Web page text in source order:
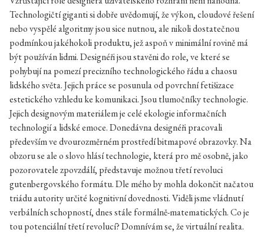
Technologičtí giganti si dobře uvědomují, že výkon, cloudové řešení
nebo vyspělé algoritmy jsou sice nutnou, ale nikoli dostatečnou
podmínkou jakéhokoli produktu, jež aspoň v minimální rovině má
být používán lidmi. Designéři jsou stavěni do role, ve které se
pohybují na pomezí precizního technologického řádu a chaosu
lidského světa. Jejich práce se posunula od povrchní fetišizace
estetického vzhledu ke komunikaci. Jsou tlumočníky technologie.
Jejich designovým materiálem je celé ekologie informačních
technologií a lidské emoce. Donedávna designéři pracovali
především ve dvourozměrném prostředí bitmapové obrazovky. Na
obzoru se ale o slovo hlásí technologie, která pro mě osobně, jako
pozorovatele zpovzdálí, představuje možnou třetí revoluci
gutenbergovského formátu. Dle mého by mohla dokončit načatou
triádu autority určité kognitivní dovednosti. Viděli jsme vládnutí
verbálních schopností, dnes stále formálně-matematických. Co je
tou potenciální třetí revolucí? Domnívám se, že virtuální realita.